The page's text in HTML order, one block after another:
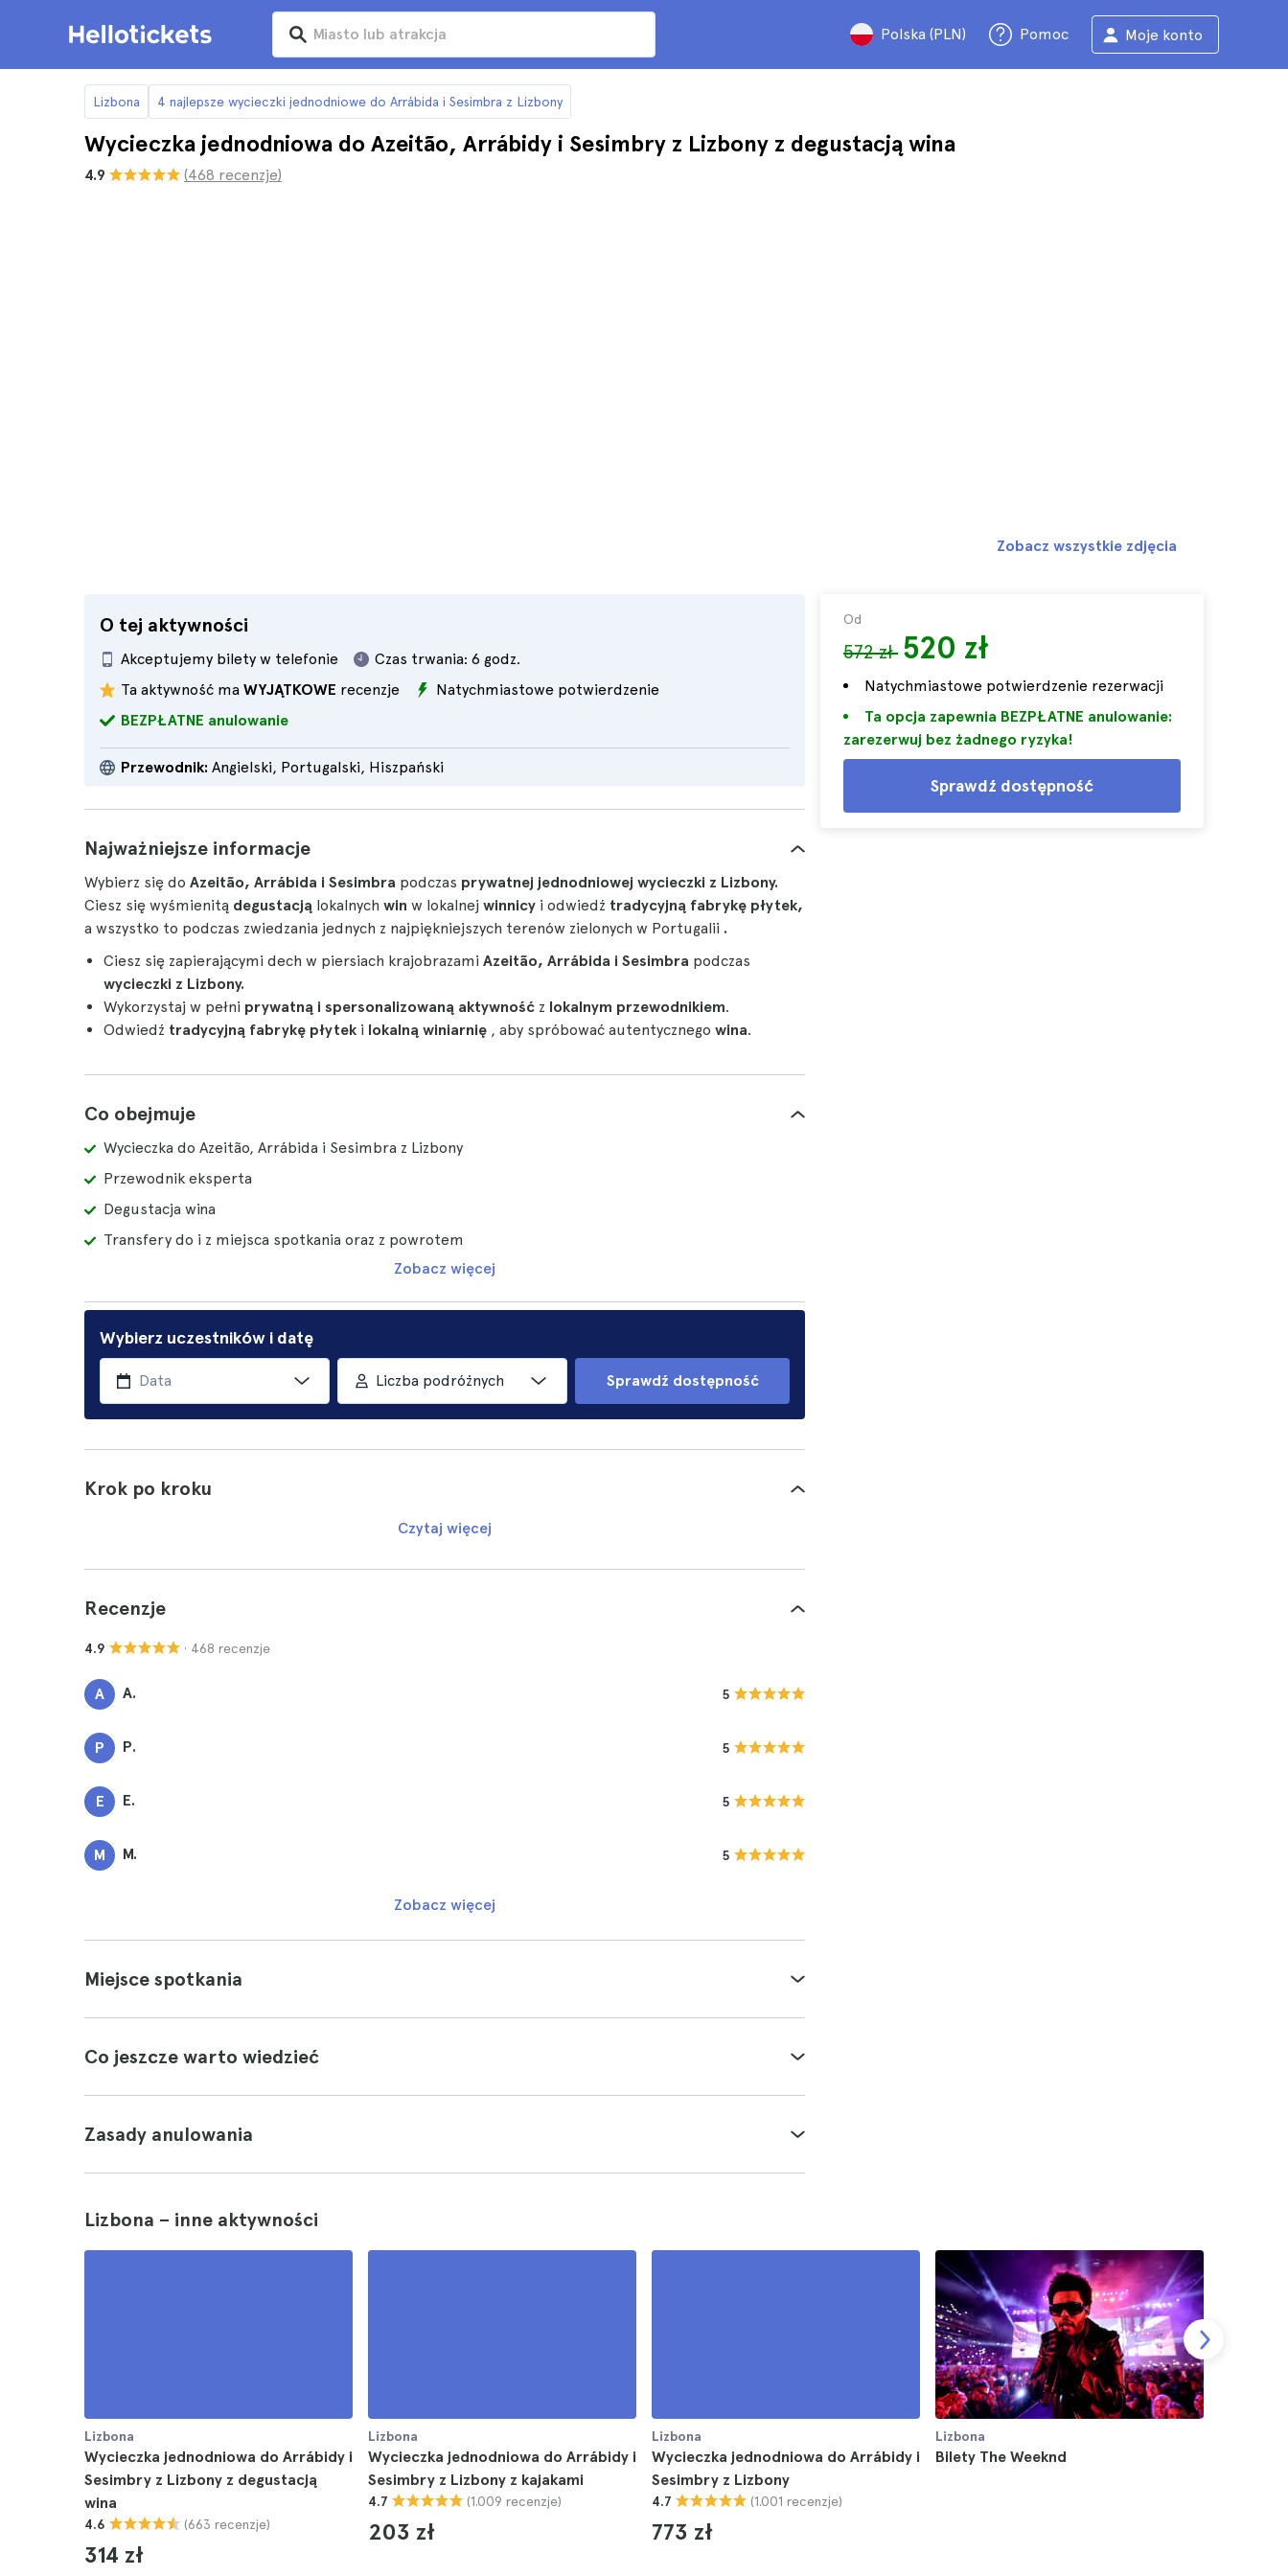
Polska (PLN) Pomoc Moje konto
Lizbona 4 najlepsze wycieczki jednodniowe do Arrábida i Sesimbra z Lizbony
Wycieczka jednodniowa do Azeitão, Arrábidy i Sesimbry z Lizbony z degustacją wina
4.9 (468 recenzje)
O tej aktywności
Akceptujemy bilety w telefonie Czas trwania: 6 godz.
Ta aktywność ma WYJĄTKOWE recenzje
Natychmiastowe potwierdzenie
BEZPŁATNE anulowanie
Przewodnik: Angielski, Portugalski, Hiszpański
Od
572 zł 520 zł
Natychmiastowe potwierdzenie rezerwacji
Ta opcja zapewnia BEZPŁATNE anulowanie:
zarezerwuj bez żadnego ryzyka!
Sprawdź dostępność
Zobacz wszystkie zdjęcia
Najważniejsze informacje
Wybierz się do Azeitão, Arrábida i Sesimbra podczas prywatnej jednodniowej wycieczki z Lizbony.
Ciesz się wyśmienitą degustacją lokalnych win w lokalnej winnicy i odwiedź tradycyjną fabrykę płytek,
a wszystko to podczas zwiedzania jednych z najpiękniejszych terenów zielonych w Portugalii .
Ciesz się zapierającymi dech w piersiach krajobrazami Azeitão, Arrábida i Sesimbra podczas
wycieczki z Lizbony.
Wykorzystaj w pełni prywatną i spersonalizowaną aktywność z lokalnym przewodnikiem.
Odwiedź tradycyjną fabrykę płytek i lokalną winiarnię , aby spróbować autentycznego wina.
Co obejmuje
Wycieczka do Azeitão, Arrábida i Sesimbra z Lizbony
Przewodnik eksperta
Degustacja wina
Transfery do i z miejsca spotkania oraz z powrotem
Zobacz więcej
Wybierz uczestników i datę
Liczba podróżnych Sprawdź dostępność
Krok po kroku
Czytaj więcej
Recenzje
4.9 · 468 recenzje
A A. 5
P P. 5
E E. 5
M M. 5
Zobacz więcej
Miejsce spotkania
Co jeszcze warto wiedzieć
Zasady anulowania
Lizbona – inne aktywności
Lizbona
Wycieczka jednodniowa do Arrábidy i
Sesimbry z Lizbony z degustacją
wina
4.6 (663 recenzje)
314 zł
Lizbona
Wycieczka jednodniowa do Arrábidy i
Sesimbry z Lizbony z kajakami
4.7 (1.009 recenzje)
203 zł
Lizbona
Wycieczka jednodniowa do Arrábidy i
Sesimbry z Lizbony
4.7 (1.001 recenzje)
773 zł
Lizbona
Bilety The Weeknd